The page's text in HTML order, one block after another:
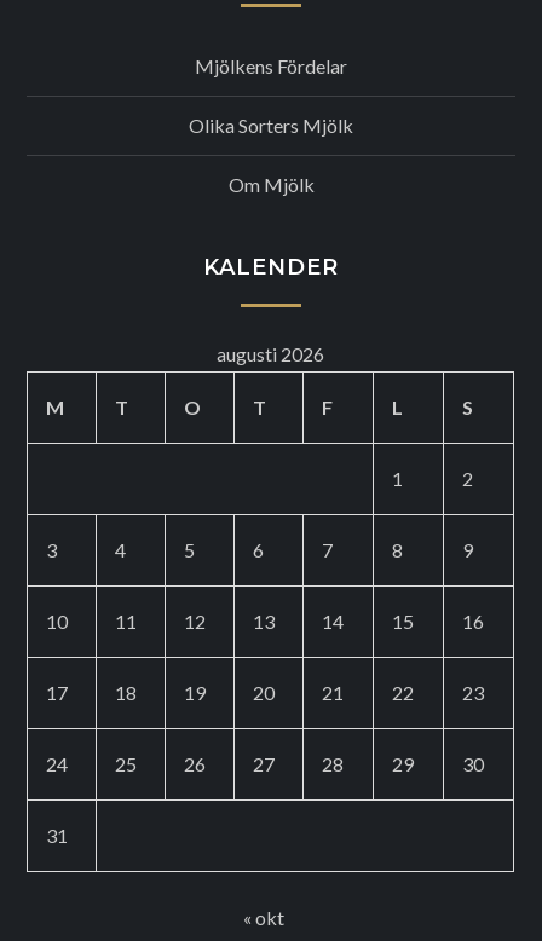
Mjölkens Fördelar
Olika Sorters Mjölk
Om Mjölk
KALENDER
augusti 2026
M T O T F L S
1 2
3 4 5 6 7 8 9
10 11 12 13 14 15 16
17 18 19 20 21 22 23
24 25 26 27 28 29 30
31
« okt